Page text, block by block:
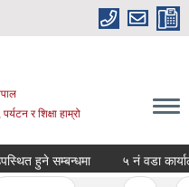
र शिक्षा हाम्रो
बैठकमा उपस्थित हुने सम्बन्धमा ५ नं वडा